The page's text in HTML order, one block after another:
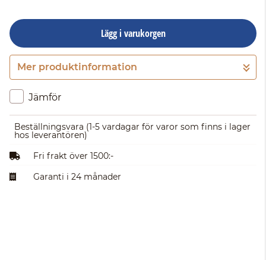
Lägg i varukorgen
Gå till kassan
Mer produktinformation
Jämför
Beställningsvara (1-5 vardagar för varor som finns i lager
hos leverantören)
Fri frakt över 1500:-
Garanti i 24 månader